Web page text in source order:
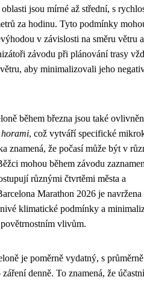
jsou mírné až střední, s
za hodinu. Tyto podmínky
v závislosti na směru větru a
závodu při plánování trasy
aby minimalizovali jeho
během března jsou také
horami, což vytváří specifické
znamená, že počasí může být v
mohou během závodu
různými čtvrtěmi města a
Marathon 2026 je navržena
klimatické podmínky a
vlivům.
je poměrně vydatný, s
denně. To znamená, že